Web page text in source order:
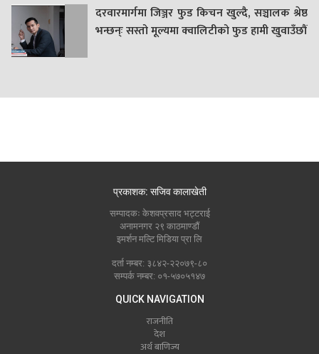
दरवारमार्गमा जिञ्जर फुड किचन खुल्दै, सञ्चालक श्रेष्ठ
भन्छन्ः सस्तो मूल्यमा क्वालिटीको फुड हामी खुवाउँछौं
प्रकाशक: सजिव कालाखेती
सम्पादकः केशवप्रसाद भट्टराई
अनामनगर २९ काठमाण्डौं
इमर्शन मल्टि मिडिया प्रा लि
दर्ता नम्बर: ३८४२-२२०७९-८०
सम्पर्क नम्बर: ०१-५७०५१४७
QUICK NAVIGATION
राजनीति
देश
अर्थ बाणिज्य